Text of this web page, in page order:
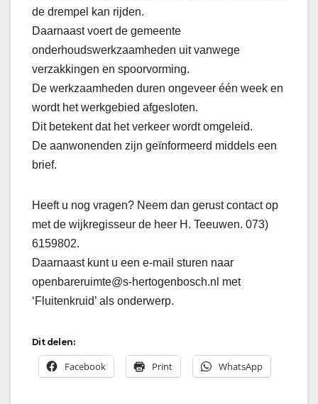
de drempel kan rijden.
Daarnaast voert de gemeente
onderhoudswerkzaamheden uit vanwege
verzakkingen en spoorvorming.
De werkzaamheden duren ongeveer één week en
wordt het werkgebied afgesloten.
Dit betekent dat het verkeer wordt omgeleid.
De aanwonenden zijn geïnformeerd middels een
brief.
Heeft u nog vragen? Neem dan gerust contact op
met de wijkregisseur de heer H. Teeuwen. 073)
6159802.
Daarnaast kunt u een e-mail sturen naar
openbareruimte@s-hertogenbosch.nl met
‘Fluitenkruid’ als onderwerp.
Dit delen:
Facebook Print WhatsApp